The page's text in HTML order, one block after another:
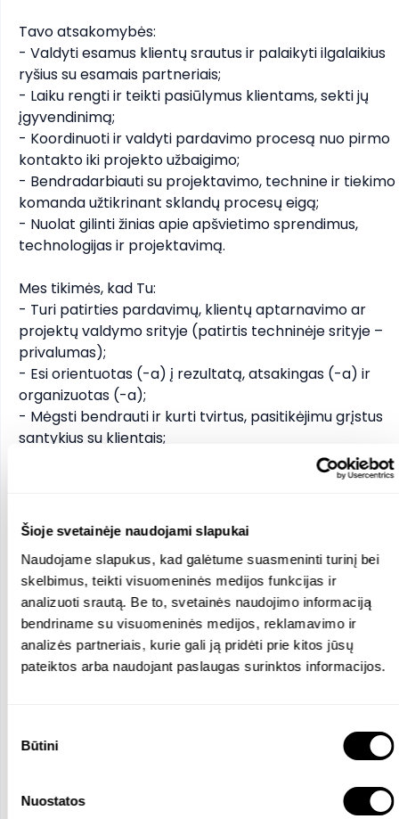
Šioje svetainėje naudojami slapukai
Naudojame slapukus, kad galėtume suasmeninti turinį bei
skelbimus, teikti visuomeninės medijos funkcijas ir
analizuoti srautą. Be to, svetainės naudojimo informaciją
bendriname su visuomeninės medijos, reklamavimo ir
analizės partneriais, kurie gali ją pridėti prie kitos jūsų
pateiktos arba naudojant paslaugas surinktos informacijos.
pasirinkimas
Būtini
Nuostatos
Tavo atsakomybės:
- Valdyti esamus klientų srautus ir palaikyti ilgalaikius
ryšius su esamais partneriais;
- Laiku rengti ir teikti pasiūlymus klientams, sekti jų
įgyvendinimą;
- Koordinuoti ir valdyti pardavimo procesą nuo pirmo
kontakto iki projekto užbaigimo;
- Bendradarbiauti su projektavimo, technine ir tiekimo
komanda užtikrinant sklandų procesų eigą;
- Nuolat gilinti žinias apie apšvietimo sprendimus,
technologijas ir projektavimą.
Mes tikimės, kad Tu:
- Turi patirties pardavimų, klientų aptarnavimo ar
projektų valdymo srityje (patirtis techninėje srityje –
privalumas);
- Esi orientuotas (-a) į rezultatą, atsakingas (-a) ir
organizuotas (-a);
- Mėgsti bendrauti ir kurti tvirtus, pasitikėjimu grįstus
santykius su klientais;
- Esi iniciatyvus (-i), greitai mokaisi ir domiesi
gebi aiškiai ir tiksliai formuluoti pasiūlymus.
Ką siūlome:
- Galimybę augti ir tobulėti profesionalų komandoje;
- Įdomų ir dinamišką darbą su aukštos kokybės
produktais bei inovatyviais sprendimais;
- Dalyvavimą didžiausiuose apšvietimo projektuose
Lietuvoje;
- Draugišką kolektyvą, palaikančią atmosferą ir